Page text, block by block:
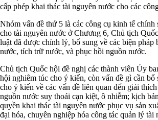
cấp phép khai thác tài nguyên nước cho các
Nhóm vấn đề thứ 5 là các công cụ kinh tế chính
cho tài nguyên nước ở Chương 6, Chủ tịch
luật đã được chỉnh lý, bổ sung về các biện pháp
nước, tích trữ nước, và phục hồi nguồn nước.
Chủ tịch Quốc hội đề nghị các thành viên Ủy
hội nghiêm túc cho ý kiến, còn vấn đề gì cần bổ
cho ý kiến về các vấn đề liên quan đến giải
nguồn nước suy thoái cạn kiệt, ô nhiễm; kịch
quyền khai thác tài nguyên nước phục vụ sản
đại hóa, chuyên nghiệp hóa công tác quản lý